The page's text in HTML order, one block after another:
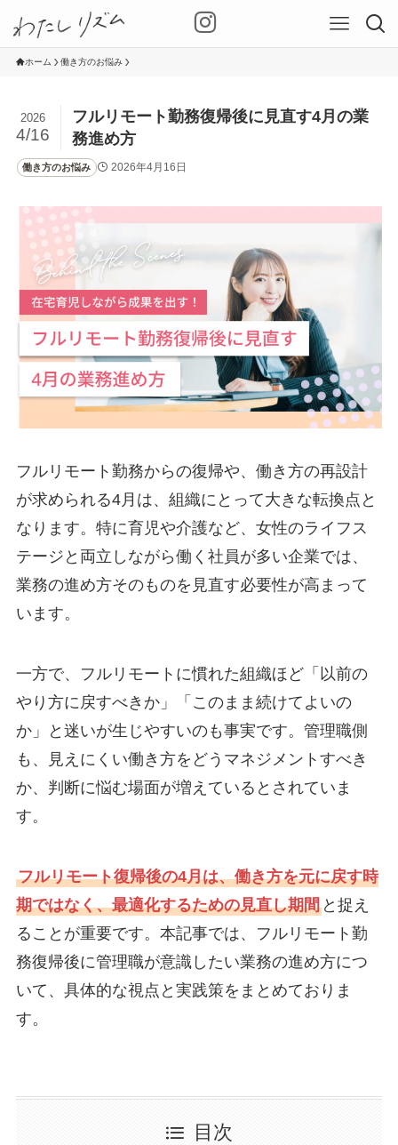
ホーム 働き方のお悩み
フルリモート勤務復帰後に見直す4月の業
務進め方
2026
4/16
働き方のお悩み 2026年4月16日
フルリモート勤務からの復帰や、働き方の再設計
が求められる4月は、組織にとって大きな転換点と
なります。特に育児や介護など、女性のライフス
テージと両立しながら働く社員が多い企業では、
業務の進め方そのものを見直す必要性が高まって
います。
一方で、フルリモートに慣れた組織ほど「以前の
やり方に戻すべきか」「このまま続けてよいの
か」と迷いが生じやすいのも事実です。管理職側
も、見えにくい働き方をどうマネジメントすべき
か、判断に悩む場面が増えているとされていま
す。
フルリモート復帰後の4月は、働き方を元に戻す時
期ではなく、最適化するための見直し期間と捉え
ることが重要です。本記事では、フルリモート勤
務復帰後に管理職が意識したい業務の進め方につ
いて、具体的な視点と実践策をまとめておりま
す。
目次